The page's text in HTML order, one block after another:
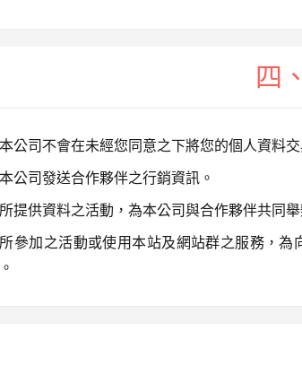
四
本公司不會在未經您同意之下將您的個人資料
公司發送合作夥伴之行銷資訊。
提供資料之活動，為本公司與合作夥伴共同舉
參加之活動或使用本站及網站群之服務，